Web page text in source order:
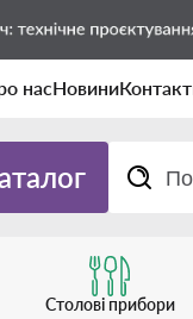
насНовини
Столові прибори